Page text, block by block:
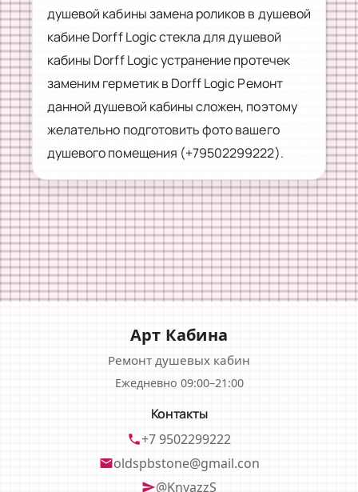
душевой кабины замена роликов в душевой
кабине Dorff Logic стекла для душевой
кабины Dorff Logic устранение протечек
заменим герметик в Dorff Logic Ремонт
данной душевой кабины сложен, поэтому
желательно подготовить фото вашего
душевого помещения (+79502299222).
Арт Кабина
Ремонт душевых кабин
Ежедневно 09:00–21:00
Контакты
phone+7 9502299222
emailoldspbstone@gmail.con
send@KnyazzS